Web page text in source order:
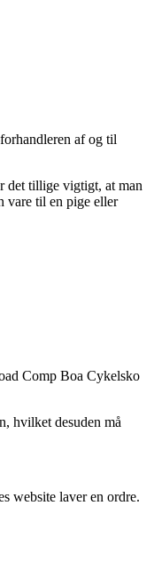
af og til
det tillige vigtigt, at man
vare til en pige eller
Comp Boa Cykelsko
hvilket desuden må
website laver en ordre.